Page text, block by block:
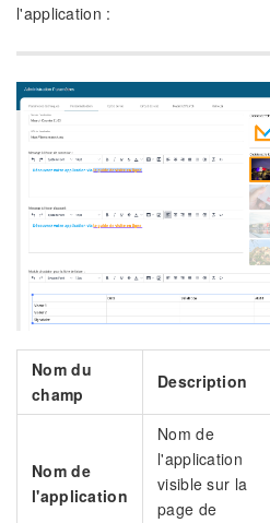
l'application :
Nom du
champ
Description
Nom de
l'application
Nom de
l'application
visible sur la
page de